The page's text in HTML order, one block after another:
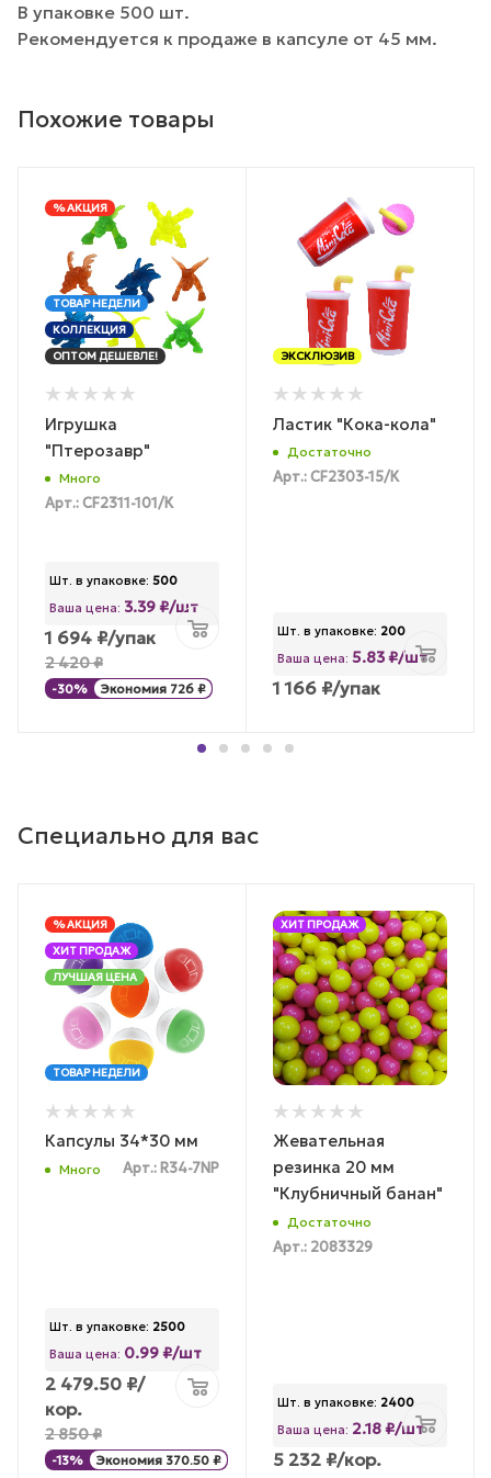
В упаковке 500 шт.
Рекомендуется к продаже в капсуле от 45 мм.
Похожие товары
% АКЦИЯ
ТОВАР НЕДЕЛИ
КОЛЛЕКЦИЯ
ОПТОМ ДЕШЕВЛЕ!
Игрушка
"Птерозавр"
Много
Арт.: CF2311-101/К
Шт. в упаковке: 500
Ваша цена: 3.39 ₽/шт
1 694 ₽/упак
2 420₽
-30% Экономия 726 ₽
ЭКСКЛЮЗИВ
Ластик "Кока-кола"
Достаточно
Арт.: CF2303-15/К
Шт. в упаковке: 200
Ваша цена: 5.83 ₽/шт
1 166 ₽/упак
Специально для вас
% АКЦИЯ
ХИТ ПРОДАЖ
ЛУЧШАЯ ЦЕНА
ТОВАР НЕДЕЛИ
Капсулы 34*30 мм
Много Арт.: R34-7NP
Шт. в упаковке: 2500
Ваша цена: 0.99 ₽/шт
2 479.50 ₽/
кор.
2 850₽
-13% Экономия 370.50 ₽
ХИТ ПРОДАЖ
Жевательная
резинка 20 мм
"Клубничный банан"
Достаточно
Арт.: 2083329
Шт. в упаковке: 2400
Ваша цена: 2.18 ₽/шт
5 232 ₽/кор.